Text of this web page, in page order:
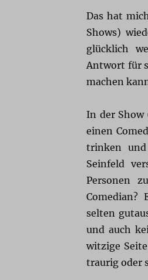
Das hat
Shows)
glücklich
Antwort für
machen
In der Show
einen
trinken
Seinfeld
Personen
Comedian?
selten
und auch
witzige
traurig oder